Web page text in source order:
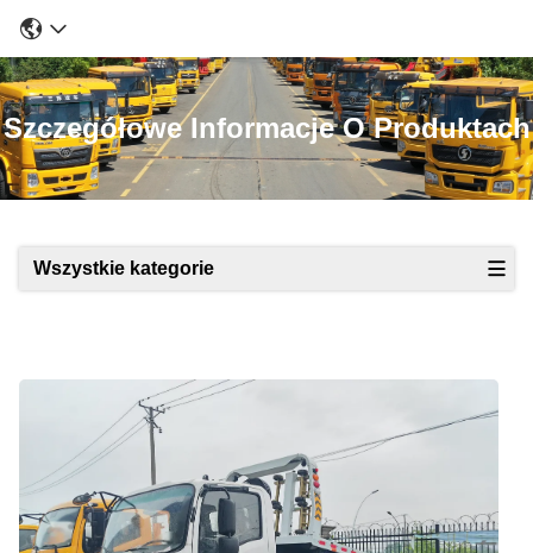
Szczegółowe Informacje O Produktach
Wszystkie kategorie